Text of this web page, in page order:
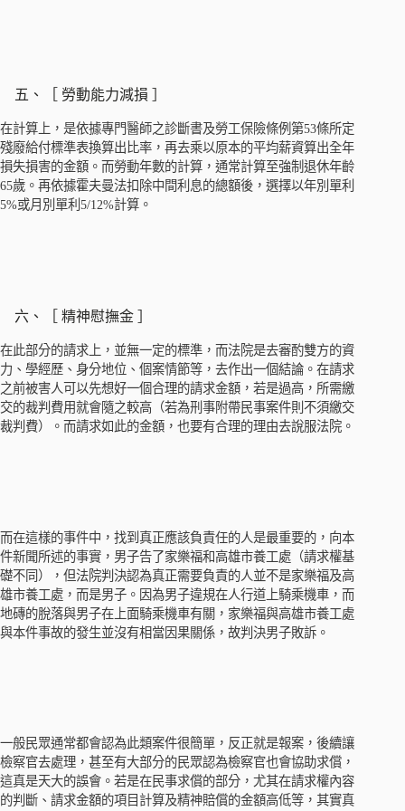
五、［ 勞動能力減損 ］
在計算上，是依據專門醫師之診斷書及勞工保險條例第53條所定
殘廢給付標準表換算出比率，再去乘以原本的平均薪資算出全年
損失損害的金額。而勞動年數的計算，通常計算至強制退休年齡
65歲。再依據霍夫曼法扣除中間利息的總額後，選擇以年別單利
5%或月別單利5/12%計算。
六、［ 精神慰撫金 ］
在此部分的請求上，並無一定的標準，而法院是去審酌雙方的資
力、學經歷、身分地位、個案情節等，去作出一個結論。在請求
之前被害人可以先想好一個合理的請求金額，若是過高，所需繳
交的裁判費用就會隨之較高（若為刑事附帶民事案件則不須繳交
裁判費）。而請求如此的金額，也要有合理的理由去說服法院。
而在這樣的事件中，找到真正應該負責任的人是最重要的，向本
件新聞所述的事實，男子告了家樂福和高雄市養工處（請求權基
礎不同），但法院判決認為真正需要負責的人並不是家樂福及高
雄市養工處，而是男子。因為男子違規在人行道上騎乘機車，而
地磚的脫落與男子在上面騎乘機車有關，家樂福與高雄市養工處
與本件事故的發生並沒有相當因果關係，故判決男子敗訴。
一般民眾通常都會認為此類案件很簡單，反正就是報案，後續讓
檢察官去處理，甚至有大部分的民眾認為檢察官也會協助求償，
這真是天大的誤會。若是在民事求償的部分，尤其在請求權內容
的判斷、請求金額的項目計算及精神賠償的金額高低等，其實真